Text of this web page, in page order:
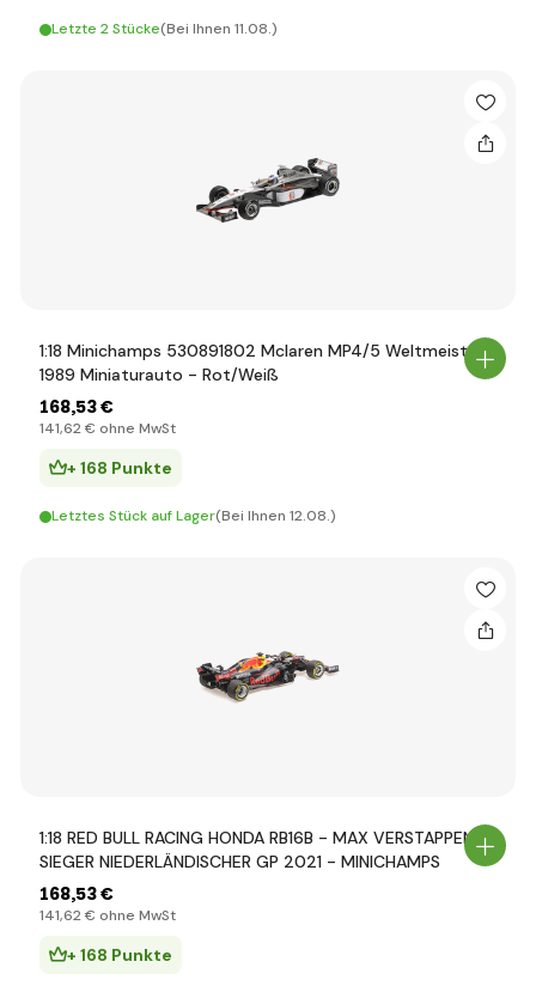
Letzte 2 Stücke(Bei Ihnen 11.08.)
1:18 Minichamps 530891802 Mclaren MP4/5 Weltmeister
1989 Miniaturauto - Rot/Weiß
168,53 €
141,62 € ohne MwSt
+ 168 Punkte
Letztes Stück auf Lager(Bei Ihnen 12.08.)
1:18 RED BULL RACING HONDA RB16B - MAX VERSTAPPEN -
SIEGER NIEDERLÄNDISCHER GP 2021 - MINICHAMPS
168,53 €
141,62 € ohne MwSt
+ 168 Punkte